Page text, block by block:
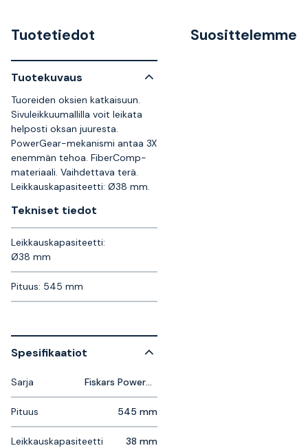
Tuotetiedot
Tuotekuvaus
Tuoreiden oksien katkaisuun.
Sivuleikkuumallilla voit leikata
helposti oksan juuresta.
PowerGear-mekanismi antaa 3X
enemmän tehoa. FiberComp-
materiaali. Vaihdettava terä.
Leikkauskapasiteetti: Ø38 mm.
Tekniset tiedot
Leikkauskapasiteetti:
Ø38 mm
Pituus: 545 mm
Spesifikaatiot
Sarja Fiskars PowerGear
Pituus 545 mm
Leikkauskapasiteetti 38 mm
Suosittelemme